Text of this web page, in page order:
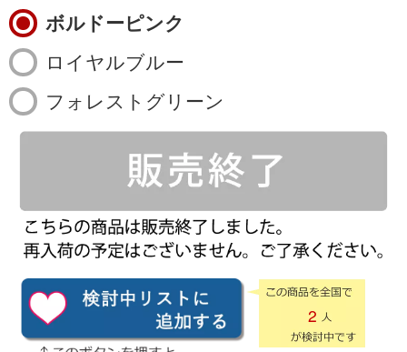
ボルドーピンク
ロイヤルブルー
フォレストグリーン
2